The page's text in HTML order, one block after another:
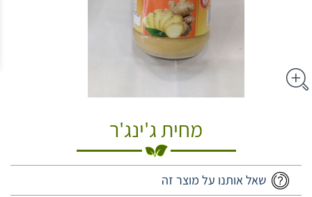
מחית ג'ינג'ר
שאל אותנו על מוצר זה